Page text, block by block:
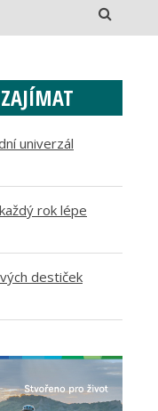
univerzál
rok lépe
destiček